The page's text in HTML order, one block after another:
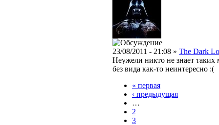
23/08/2011 - 21:08 » The Dark
Неужели никто не знает таких
без вида как-то неинтересно :(
« первая
‹ предыдущая
…
2
3